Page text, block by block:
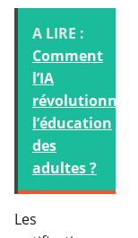
A LIRE :
Comment
l’IA
révolutionne
l’éducation
des
adultes ?
Les